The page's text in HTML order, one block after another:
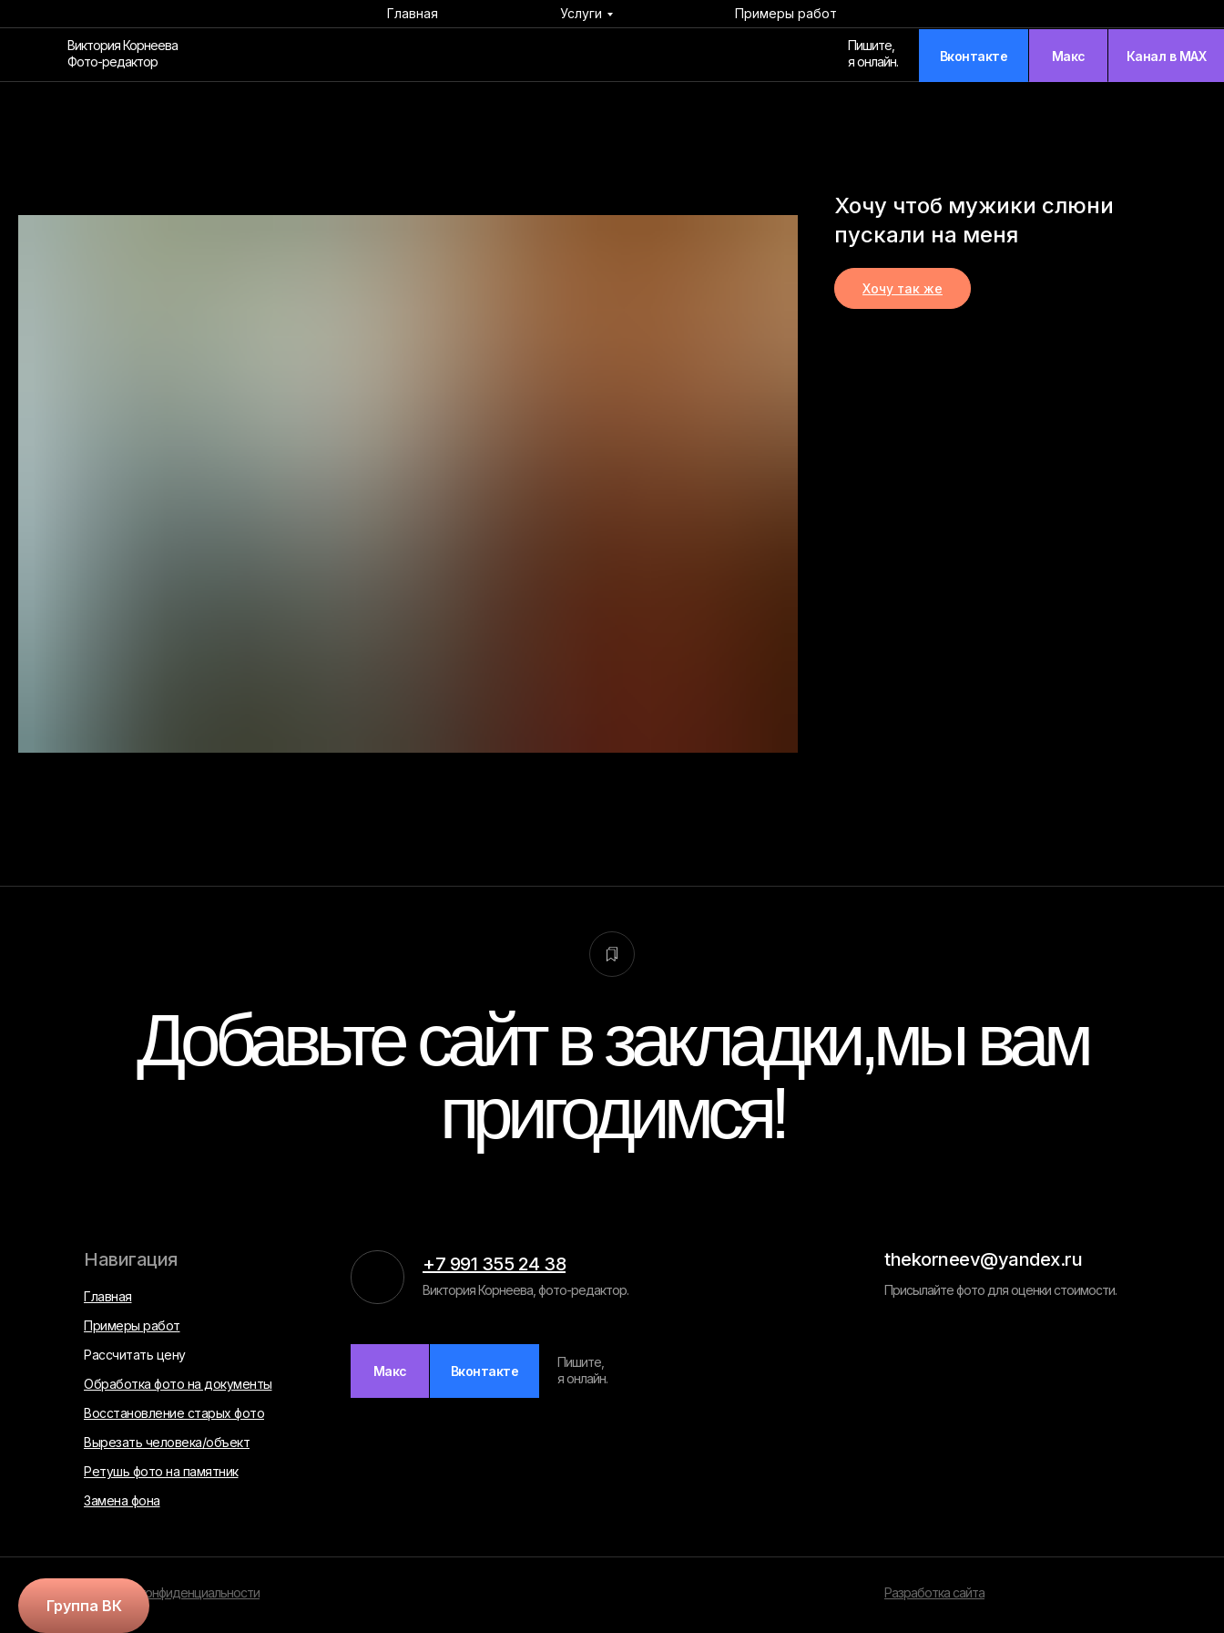
Виктория Корнеева
Фото-редактор
Пишите,
я онлайн.
Вконтакте Макс Канал в MAX
Главная Услуги Примеры работ
Хочу чтоб мужики слюни
пускали на меня
Хочу так же
Добавьте сайт в закладки,мы вам
пригодимся!
+7 991 355 24 38 thekorneev@yandex.ru
Навигация
Обработка фото на документы
Восстановление старых фото
Главная
Вырезать человека/объект
Ретушь фото на памятник
Виктория Корнеева, фото-редактор. Присылайте фото для оценки стоимости.
Примеры работ
Рассчитать цену
Пишите,
я онлайн.
Политика конфиденциальности Разработка сайта
Вконтакте
Макс
Замена фона
Группа ВК